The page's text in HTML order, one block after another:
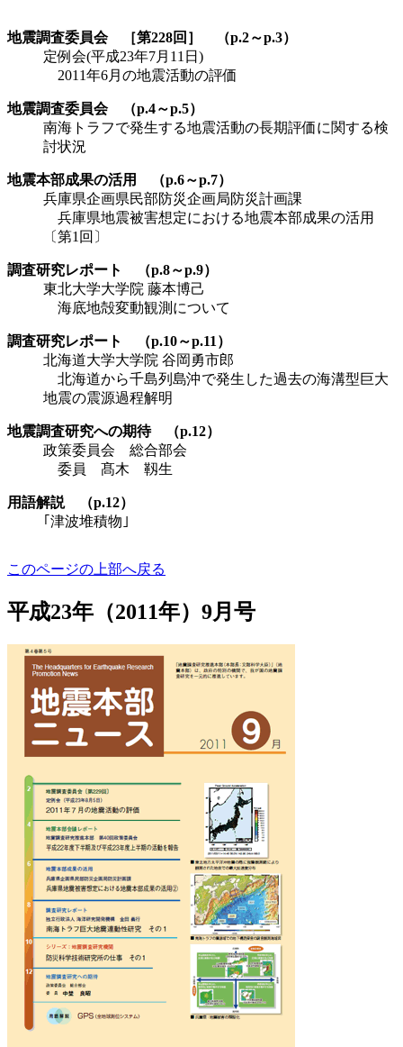
地震調査委員会 ［第228回］ （p.2～p.3）
定例会(平成23年7月11日)
2011年6月の地震活動の評価
地震調査委員会 （p.4～p.5）
南海トラフで発生する地震活動の長期評価に関する検
討状況
地震本部成果の活用 （p.6～p.7）
兵庫県企画県民部防災企画局防災計画課
兵庫県地震被害想定における地震本部成果の活用
〔第1回〕
調査研究レポート （p.8～p.9）
東北大学大学院 藤本博己
海底地殻変動観測について
調査研究レポート （p.10～p.11）
北海道大学大学院 谷岡勇市郎
北海道から千島列島沖で発生した過去の海溝型巨大
地震の震源過程解明
地震調査研究への期待 （p.12）
政策委員会 総合部会
委員 髙木 靱生
用語解説 （p.12）
｢津波堆積物｣
このページの上部へ戻る
平成23年（2011年）9月号